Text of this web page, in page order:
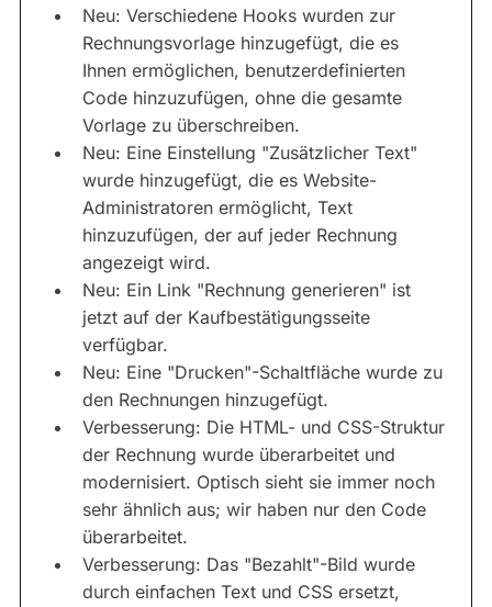
Neu: Verschiedene Hooks wurden zur
Rechnungsvorlage hinzugefügt, die es
Ihnen ermöglichen, benutzerdefinierten
Code hinzuzufügen, ohne die gesamte
Vorlage zu überschreiben.
Neu: Eine Einstellung "Zusätzlicher Text"
wurde hinzugefügt, die es Website-
Administratoren ermöglicht, Text
hinzuzufügen, der auf jeder Rechnung
angezeigt wird.
Neu: Ein Link "Rechnung generieren" ist
jetzt auf der Kaufbestätigungsseite
verfügbar.
Neu: Eine "Drucken"-Schaltfläche wurde zu
den Rechnungen hinzugefügt.
Verbesserung: Die HTML- und CSS-Struktur
der Rechnung wurde überarbeitet und
modernisiert. Optisch sieht sie immer noch
sehr ähnlich aus; wir haben nur den Code
überarbeitet.
Verbesserung: Das "Bezahlt"-Bild wurde
durch einfachen Text und CSS ersetzt,